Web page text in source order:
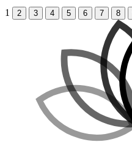
1 2 3 4 5 6 7 8